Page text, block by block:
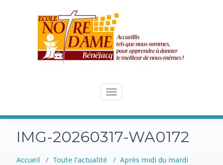
Toggle
IMG-20260317-WA0172
Accueil / Toute l'actualité / Après midi du mardi